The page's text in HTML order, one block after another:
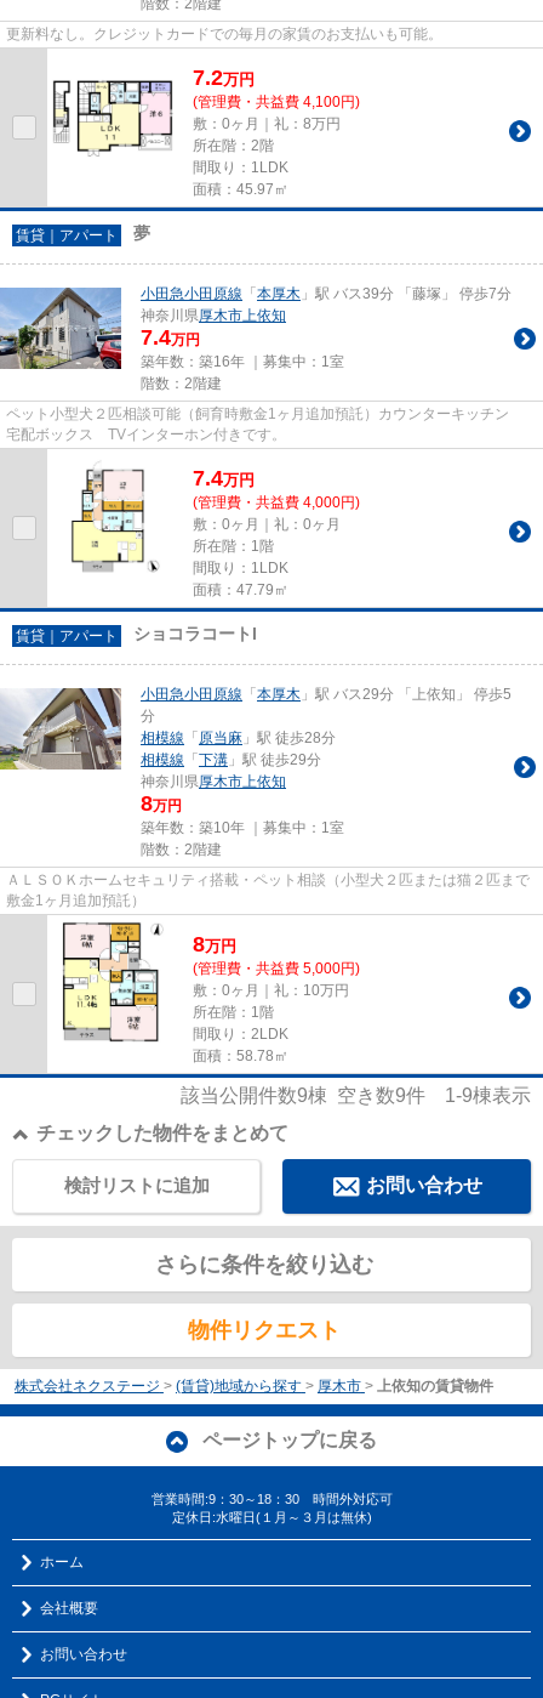
階数：2階建
更新料なし。クレジットカードでの毎月の家賃のお支払いも可能。
7.2万円
(管理費・共益費 4,100円)
敷：0ヶ月｜礼：8万円
所在階：2階
間取り：1LDK
面積：45.97㎡
賃貸｜アパート 夢
小田急小田原線 「本厚木 」駅 バス39分 「藤塚」 停歩7分
神奈川県厚木市上依知
7.4万円
築年数：築16年 ｜募集中： 1室
階数：2階建
ペット小型犬２匹相談可能（飼育時敷金1ヶ月追加預託）カウンターキッチン
宅配ボックス TVインターホン付きです。
7.4万円
(管理費・共益費 4,000円)
敷：0ヶ月｜礼：0ヶ月
所在階：1階
間取り：1LDK
面積：47.79㎡
賃貸｜アパート ショコラコートI
小田急小田原線 「本厚木 」駅 バス29分 「上依知」 停歩5
分
相模線 「原当麻 」駅 徒歩28分
相模線 「下溝 」駅 徒歩29分
神奈川県厚木市上依知
8万円
築年数：築10年 ｜募集中： 1室
階数：2階建
ＡＬＳＯＫホームセキュリティ搭載・ペット相談（小型犬２匹または猫２匹まで
敷金1ヶ月追加預託）
8万円
(管理費・共益費 5,000円)
敷：0ヶ月｜礼：10万円
所在階：1階
間取り：2LDK
面積：58.78㎡
該当公開件数9棟 空き数9件 1-9棟表示
チェックした物件をまとめて
お問い合わせ
検討リストに追加
さらに条件を絞り込む
物件リクエスト
株式会社ネクステージ > (賃貸)地域から探す > 厚木市 > 上依知の賃貸物件
ページトップに戻る
営業時間:9：30～18：30 時間外対応可
定休日:水曜日(１月～３月は無休)
ホーム
会社概要
お問い合わせ